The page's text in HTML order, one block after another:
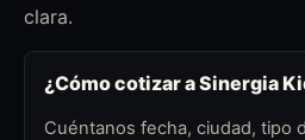
clara.
¿Cómo cotizar a Sinergia
Cuéntanos fecha, ciudad, tipo